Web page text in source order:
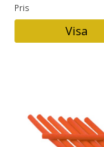
Pris
Visa